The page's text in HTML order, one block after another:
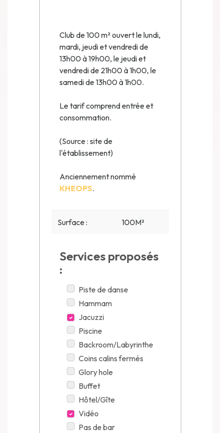
Club de 100 m² ouvert le lundi,
mardi, jeudi et vendredi de
13h00 à 19h00, le jeudi et
vendredi de 21h00 à 1h00, le
samedi de 13h00 à 1h00.
Le tarif comprend entrée et
consommation.
(Source : site de
l'établissement)
Anciennement nommé
KHEOPS.
Surface : 100M²
Services proposés
:
Piste de danse
Hammam
Jacuzzi
Piscine
Backroom/Labyrinthe
Coins calins fermés
Glory hole
Buffet
Hôtel/Gîte
Vidéo
Pas de bar